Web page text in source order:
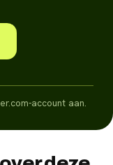
account aan.